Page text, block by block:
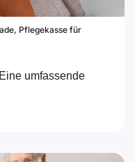
, Pflegekasse für
umfassende